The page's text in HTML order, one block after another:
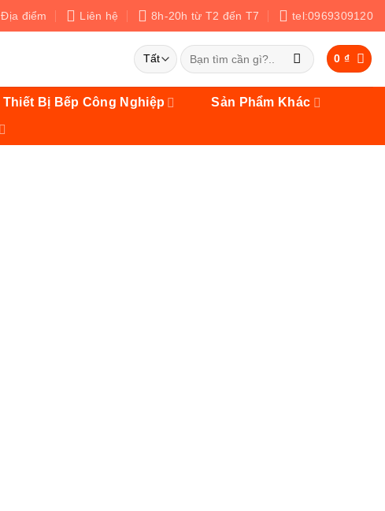
Địa điểm Liên hệ 8h-20h từ T2 đến T7 tel:0969309120
Tìm
kiếm:
0₫
Thiết Bị Bếp Công Nghiệp
Sản Phẩm Khác